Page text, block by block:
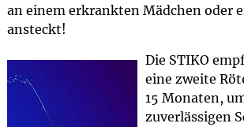
an einem erkrankten Mädchen oder
ansteckt!
Die STIKO
eine zweite
15 Monaten,
zuverlässigen